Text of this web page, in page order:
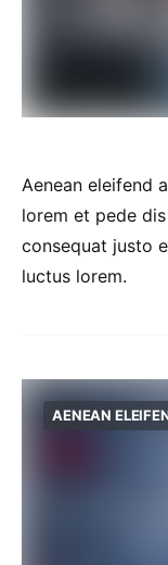
Aenean eleifend
lorem et pede
consequat justo
luctus lorem.
AENEAN